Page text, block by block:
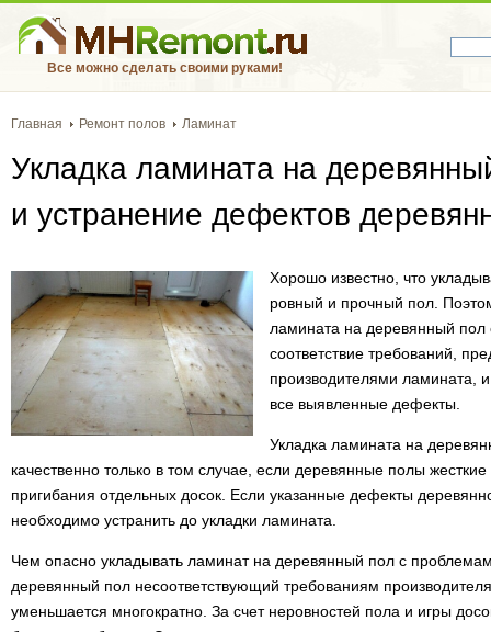
Все можно сделать своими руками!
Главная Ремонт полов Ламинат
Укладка ламината на
и устранение дефектов
Хорошо известно, что
ровный и прочный пол.
ламината на деревянный пол
соответствие требований,
производителями ламината,
все выявленные дефекты.
Укладка ламината на
качественно только в том случае, если деревянные полы
пригибания отдельных досок. Если указанные дефекты
необходимо устранить до укладки ламината.
Чем опасно укладывать ламинат на деревянный пол с
деревянный пол несоответствующий требованиям
уменьшается многократно. За счет неровностей пола и игры